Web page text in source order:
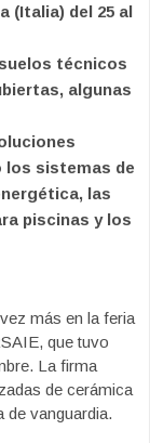
(Italia) del 25 al
técnicos
algunas
los sistemas de
las
piscinas y los
más en la feria
que tuvo
La firma
de cerámica
de vanguardia.